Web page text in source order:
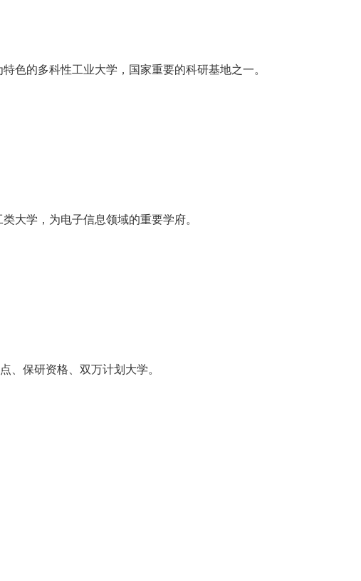
色的多科性工业大学，国家重要的科研基地之一。
大学，为电子信息领域的重要学府。
、保研资格、双万计划大学。